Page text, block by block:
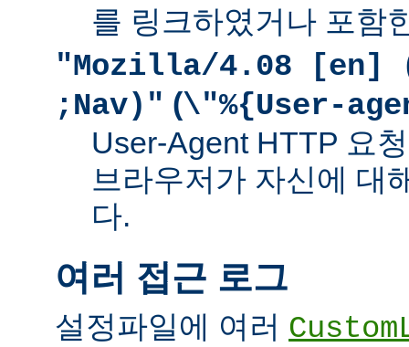
를 링크하였거나 포함
"Mozilla/4.08 [en]
;Nav)" (\"%{User-
User-Agent HTTP 요
브라우저가 자신에 대
다.
여러 접근 로그
설정파일에 여러